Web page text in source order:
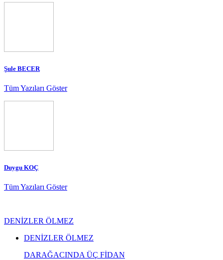
Şule BECER
Tüm Yazıları Göster
Duygu KOÇ
Tüm Yazıları Göster
DENİZLER ÖLMEZ
DENİZLER ÖLMEZ
DARAĞACINDA ÜÇ FİDAN